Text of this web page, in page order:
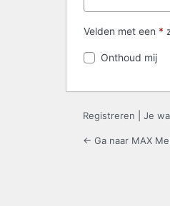
Velden met een *
Onthoud mij
Registreren Je
← Ga naar MAX